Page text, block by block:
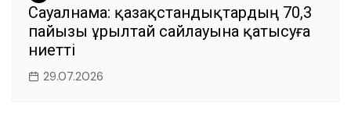
Сауалнама: қазақстандықтардың 70,3
пайызы Құрылтай сайлауына қатысуға
ниетті
29.07.2026